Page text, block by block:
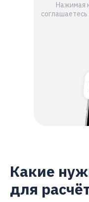
Нажимая
соглашаетесь
Какие
для